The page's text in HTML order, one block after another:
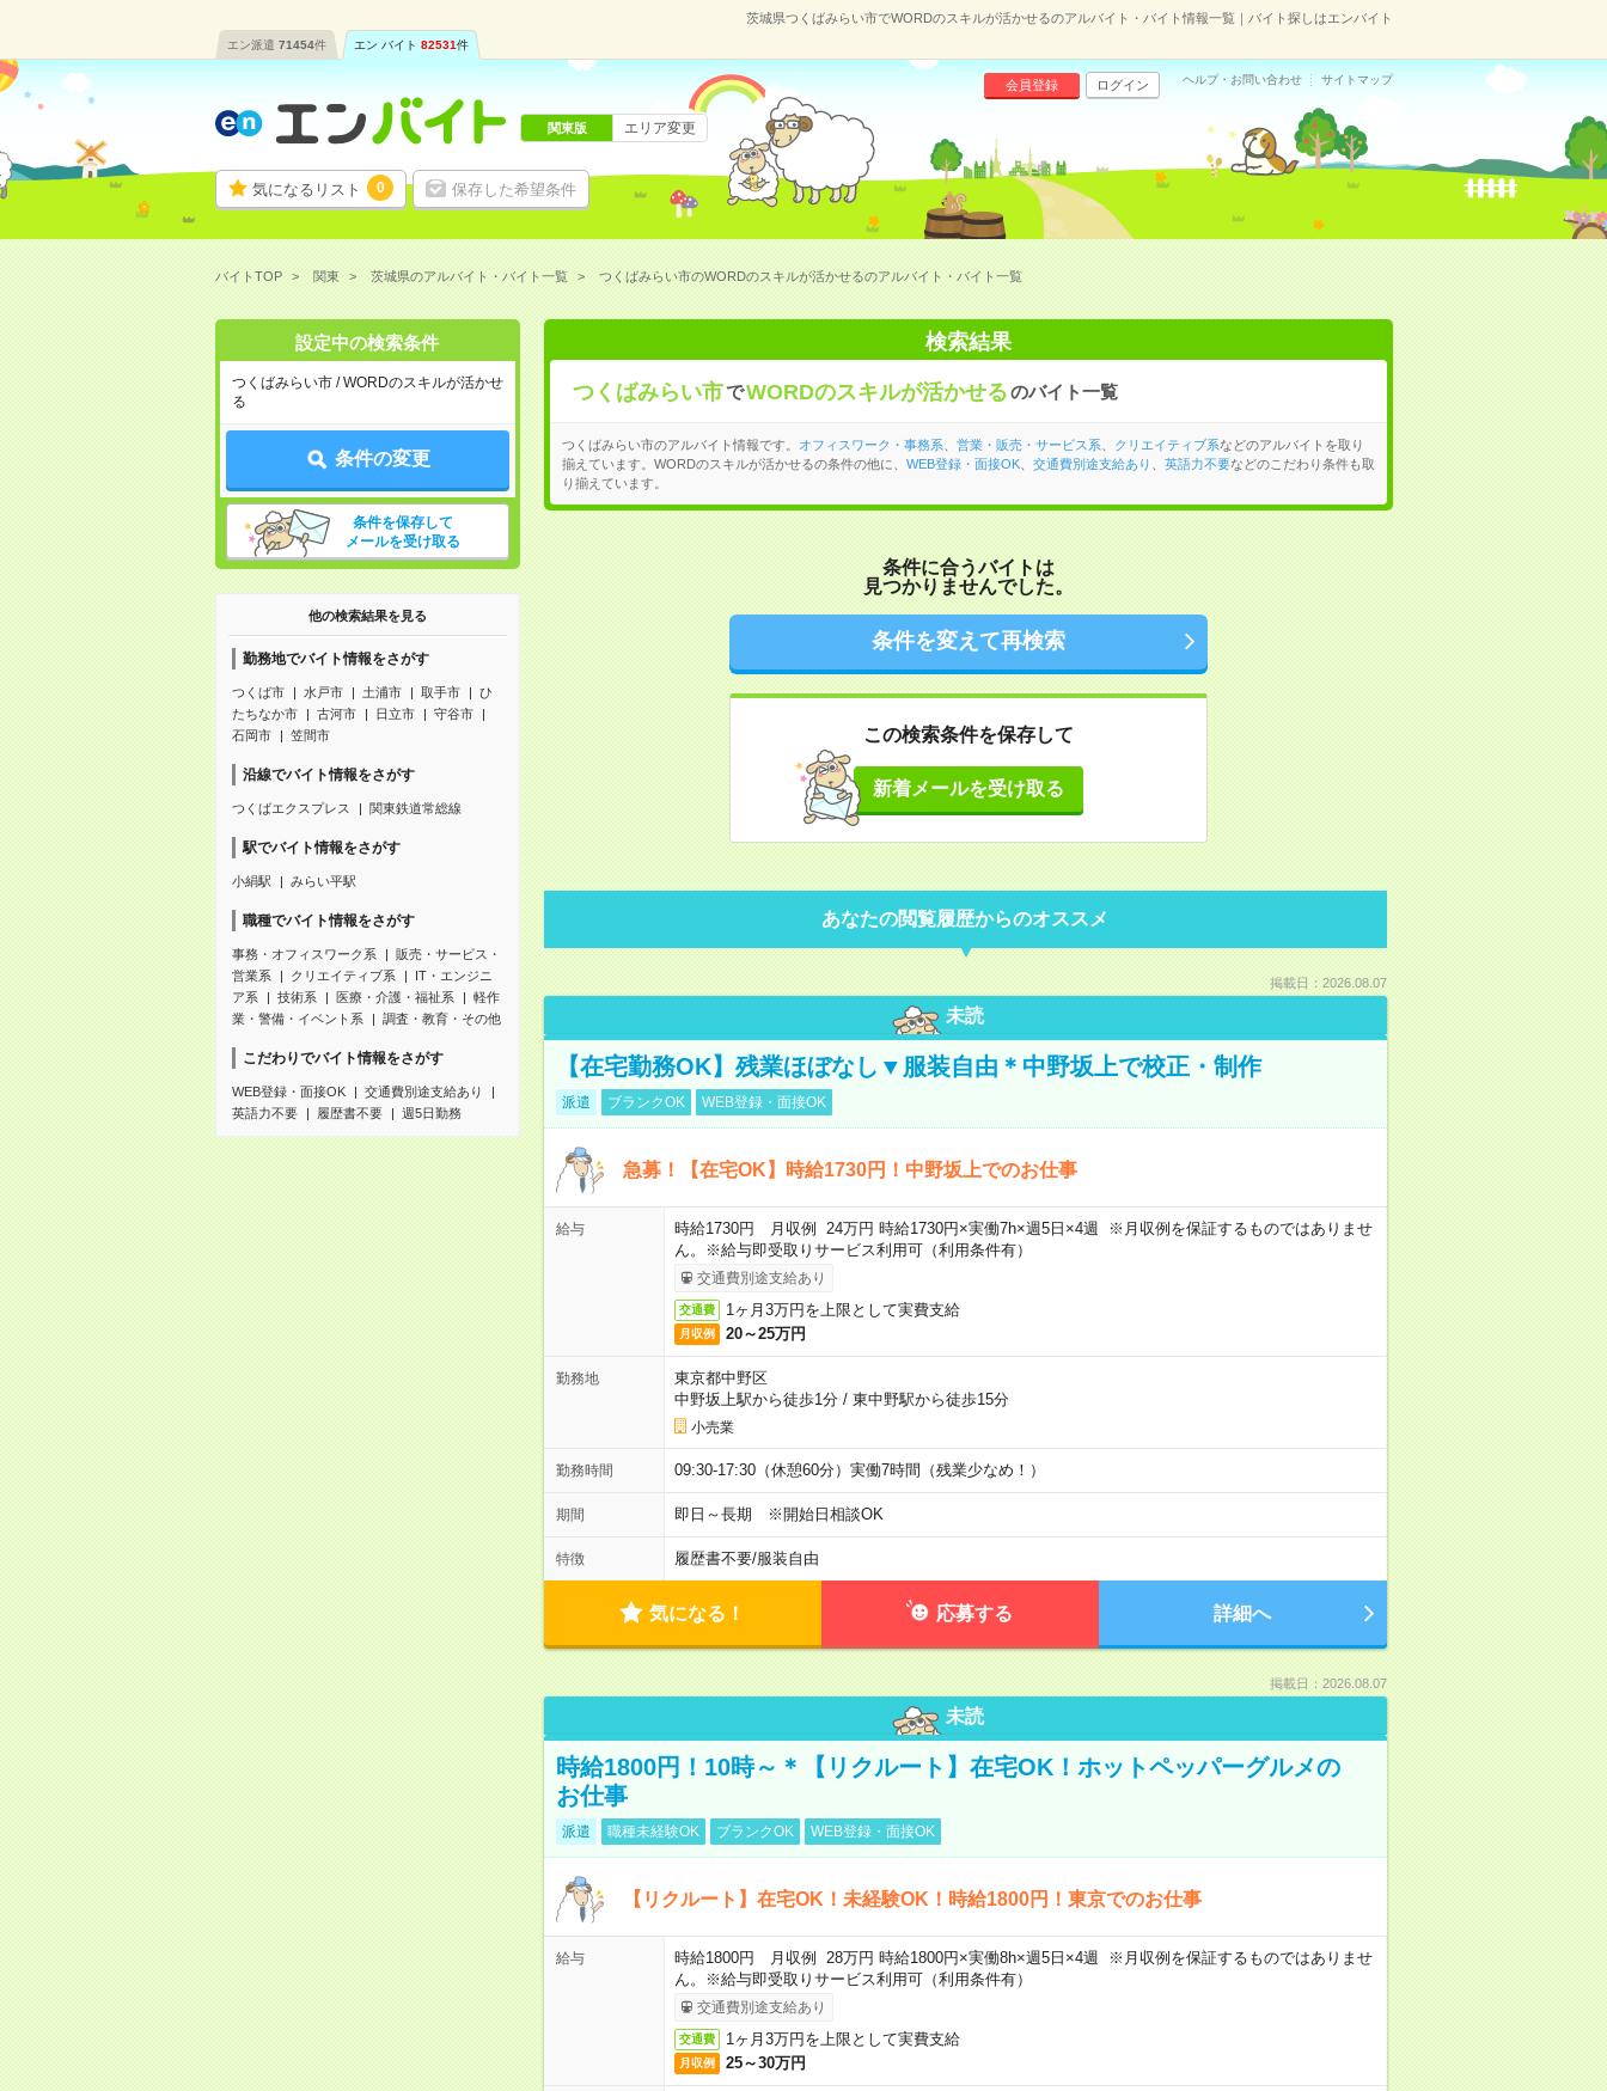
茨城県つくばみらい市でWORDのスキルが活かせるのアルバイト・バイト情報一覧｜バイト探しはエンバイト
エン派遣 71454件 エン バイト 82531件
気になるリスト 0 保存した希望条件
会員登録 ログイン ヘルプ・お問い合わせ サイトマップ
関東版 エリア変更
バイトTOP 関東 茨城県のアルバイト・バイト一覧 つくばみらい市のWORDのスキルが活かせるのアルバイト・バイト一覧
設定中の検索条件
つくばみらい市 / WORDのスキルが活かせ
る
条件の変更
条件を保存して
メールを受け取る
他の検索結果を見る
勤務地でバイト情報をさがす
つくば市 水戸市 土浦市 取手市
ひ
たちなか市
古河市 日立市
守谷市
石岡市
笠間市
沿線でバイト情報をさがす
つくばエクスプレス 関東鉄道常総線
駅でバイト情報をさがす
小絹駅 みらい平駅
職種でバイト情報をさがす
事務・オフィスワーク系
販売・サービス・
営業系
クリエイティブ系
IT・エンジニ
ア系
技術系 医療・介護・福祉系
軽作
業・警備・イベント系
調査・教育・その他
こだわりでバイト情報をさがす
WEB登録・面接OK
交通費別途支給あり
英語力不要
履歴書不要 週5日勤務
検索結果
つくばみらい市でWORDのスキルが活かせるのバイト一覧
つくばみらい市のアルバイト情報です。 オフィスワーク・事務系 営業・販売・サービス系 クリエイティブ系などのアルバイトを取り
揃えています。WORDのスキルが活かせるの条件の他に、 WEB登録・面接OK、 交通費別途支給あり 英語力不要などのこだわり条件も取
り揃えています。
条件に合うバイトは
見つかりませんでした。
条件を変えて再検索
この検索条件を保存して
新着メールを受け取る
あなたの閲覧履歴からのオススメ
掲載日：2026.08.07
未読
【在宅勤務OK】残業ほぼなし▼服装自由＊中野坂上で校正・制作
派遣 ブランクOK WEB登録・面接OK
急募！【在宅OK】時給1730円！中野坂上でのお仕事
給与
時給1730円 月収例 24万円 時給1730円×実働7h×週5日×4週 ※月収例を保証するものではありませ
ん。※給与即受取りサービス利用可（利用条件有）
交通費別途支給あり
交通費 1ヶ月3万円を上限として実費支給
月収例 20～25万円
勤務地
東京都中野区
中野坂上駅から徒歩1分/ 東中野駅から徒歩15分
小売業
勤務時間 09:30-17:30（休憩60分）実働7時間（残業少なめ！）
期間 即日～長期 ※開始日相談OK
特徴 履歴書不要/服装自由
気になる！ 応募する 詳細へ
掲載日：2026.08.07
未読
時給1800円！10時～＊【リクルート】在宅OK！ホットペッパーグルメの
お仕事
派遣 職種未経験OK ブランクOK WEB登録・面接OK
【リクルート】在宅OK！未経験OK！時給1800円！東京でのお仕事
給与
時給1800円 月収例 28万円 時給1800円×実働8h×週5日×4週 ※月収例を保証するものではありませ
ん。※給与即受取りサービス利用可（利用条件有）
交通費別途支給あり
交通費 1ヶ月3万円を上限として実費支給
月収例 25～30万円